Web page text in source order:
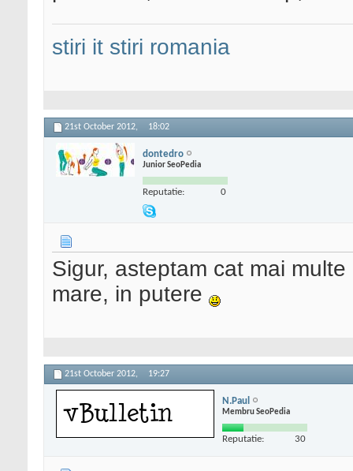
stiri it stiri romania
21st October 2012, 18:02
dontedro
Junior SeoPedia
Reputatie: 0
Sigur, asteptam cat mai
mare, in putere
21st October 2012, 19:27
N.Paul
Membru SeoPedia
Reputatie: 30